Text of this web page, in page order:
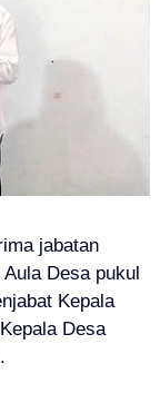
jabatan
Desa pukul
Kepala
Desa